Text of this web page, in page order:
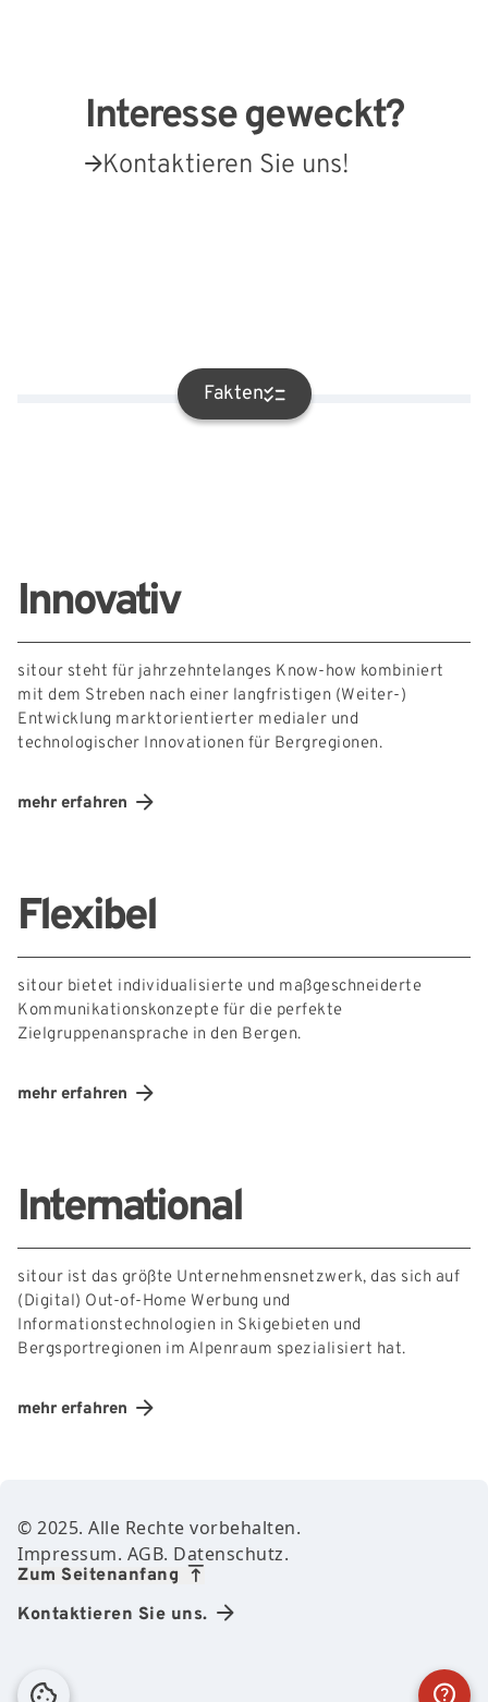
Interesse geweckt?
Kontaktieren Sie uns!
Fakten
Innovativ
sitour steht für jahrzehntelanges Know-how kombiniert
mit dem Streben nach einer langfristigen (Weiter-)
Entwicklung marktorientierter medialer und
technologischer Innovationen für Bergregionen.
mehr erfahren
Flexibel
sitour bietet individualisierte und maßgeschneiderte
Kommunikationskonzepte für die perfekte
Zielgruppenansprache in den Bergen.
mehr erfahren
International
sitour ist das größte Unternehmensnetzwerk, das sich auf
(Digital) Out-of-Home Werbung und
Informationstechnologien in Skigebieten und
Bergsportregionen im Alpenraum spezialisiert hat.
mehr erfahren
Footer Content
© 2025. Alle Rechte vorbehalten.
Impressum. AGB. Datenschutz.
Zum Seitenanfang
Kontaktieren Sie uns.